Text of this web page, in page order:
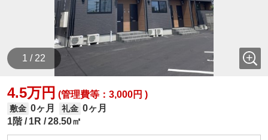
1 / 22
4.5万円 (管理費等：3,000円 )
敷金 0ヶ月 礼金 0ヶ月
1階
1R 28.50㎡